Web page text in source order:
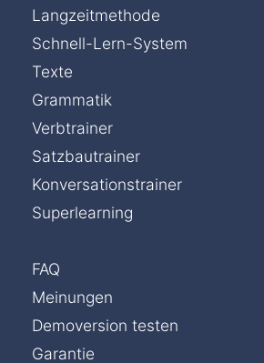
Langzeitmethode
Schnell-Lern-System
Texte
Grammatik
Verbtrainer
Satzbautrainer
Konversationstrainer
Superlearning
FAQ
Meinungen
Demoversion testen
Garantie